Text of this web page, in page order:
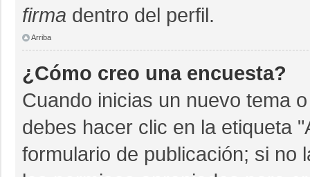
firma dentro del perfil.
Arriba
¿Cómo creo una encuesta?
Cuando inicias un nuevo tema
debes hacer clic en la etiqueta
formulario de publicación; si no